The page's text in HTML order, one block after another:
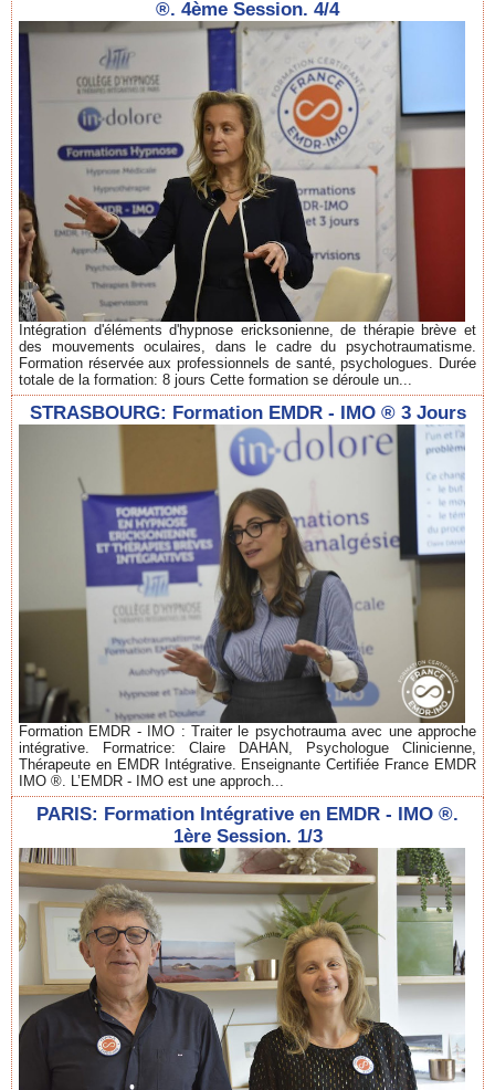
®. 4ème Session. 4/4
Intégration d'éléments d'hypnose ericksonienne, de thérapie brève et
des mouvements oculaires, dans le cadre du psychotraumatisme.
Formation réservée aux professionnels de santé, psychologues. Durée
totale de la formation: 8 jours Cette formation se déroule un...
STRASBOURG: Formation EMDR - IMO ® 3 Jours
Formation EMDR - IMO : Traiter le psychotrauma avec une approche
intégrative. Formatrice: Claire DAHAN, Psychologue Clinicienne,
Thérapeute en EMDR Intégrative. Enseignante Certifiée France EMDR
IMO ®. L’EMDR - IMO est une approch...
PARIS: Formation Intégrative en EMDR - IMO ®.
1ère Session. 1/3